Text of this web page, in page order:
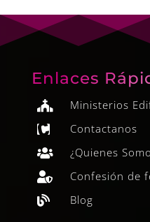
Enlaces
 Ministerios
 Contactanos
 ¿Quienes
 Confesión de
 Blog